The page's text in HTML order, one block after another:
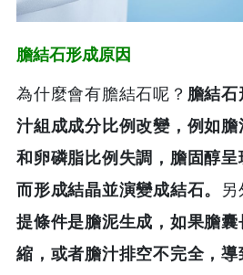
膽結石形成原因
為什麼會有膽結石呢？ 膽結
汁組成成分比例改變，例如
和卵磷脂比例失調，膽固醇
而形成結晶並演變成結石。 另
提條件是膽泥生成，如果膽
縮，或者膽汁排空不完全，